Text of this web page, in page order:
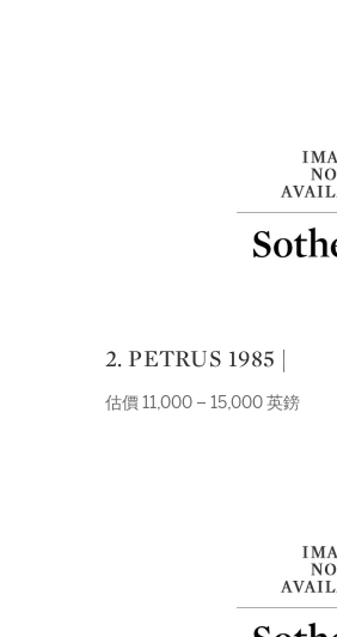
2. PETRUS 1985 |
估價 11,000 – 15,000 英鎊